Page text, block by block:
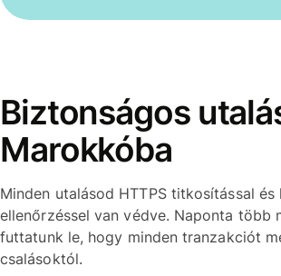
Biztonságos
Marokkóba
Minden utalásod HTTPS titkosítással
ellenőrzéssel van védve. Naponta több
futtatunk le, hogy minden tranzakciót
csalásoktól.